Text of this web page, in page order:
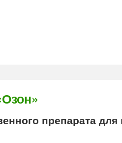
препарата для